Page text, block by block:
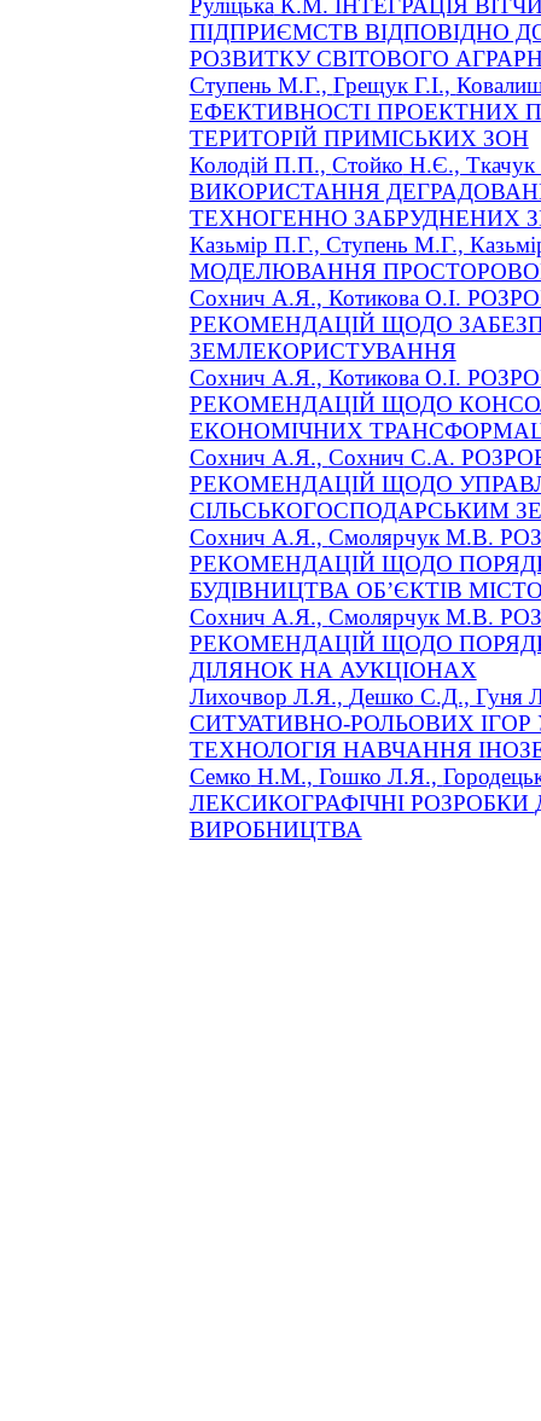
РуліцькаК.М. ІНТЕГРАЦІЯ
ПІДПРИЄМСТВ ВІДПОВІДНО
РОЗВИТКУ СВІТОВОГО
Ступень М.Г., ГрещукГ.І.,
ЕФЕКТИВНОСТІ ПРОЕКТНИХ
ТЕРИТОРІЙ ПРИМІСЬКИХ ЗОН
Колодій П.П., Стойко Н.Є.,
ВИКОРИСТАННЯ
ТЕХНОГЕННО ЗАБРУДНЕНИХ
Казьмір П.Г., Ступень М.Г.,
МОДЕЛЮВАННЯ
Сохнич А.Я., Котикова О.І.
РЕКОМЕНДАЦІЙ ЩОДО
ЗЕМЛЕКОРИСТУВАННЯ
Сохнич А.Я., Котикова О.І.
РЕКОМЕНДАЦІЙ ЩОДО
ЕКОНОМІЧНИХ
Сохнич А.Я., Сохнич С.А.
РЕКОМЕНДАЦІЙ ЩОДО
СІЛЬСЬКОГОСПОДАРСЬКИМ
Сохнич А.Я., СмолярчукМ.В.
РЕКОМЕНДАЦІЙ ЩОДО
БУДІВНИЦТВА ОБ’ЄКТІВ
Сохнич А.Я., СмолярчукМ.В.
РЕКОМЕНДАЦІЙ ЩОДО
ДІЛЯНОК НА АУКЦІОНАХ
Лихочвор Л.Я., Дешко С.Д.,
СИТУАТИВНО-РОЛЬОВИХ
ТЕХНОЛОГІЯ НАВЧАННЯ
Семко Н.М., Гошко Л.Я.,
ЛЕКСИКОГРАФІЧНІ РОЗРОБКИ
ВИРОБНИЦТВА